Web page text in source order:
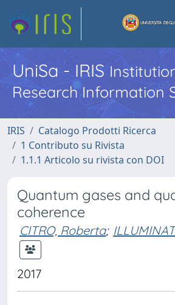
UniSa - IRIS
Research Information
IRIS
Catalogo Prodotti Ricerca
1 Contributo su Rivista
1.1.1 Articolo su rivista con DOI
Quantum gases and
coherence
CITRO, Roberta;
2017